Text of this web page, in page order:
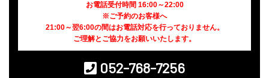
お電話受付時間 16:00～22:00
※ご予約のお客様へ
21:00～翌6:00の間はお電話対応を行っておりません。
ご理解とご協力をお願いいたします。
052-768-7256